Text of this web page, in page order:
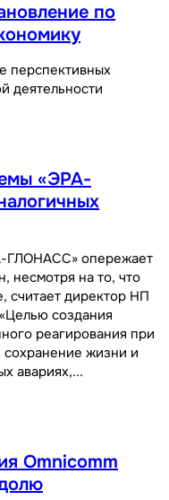
по
перспективных
деятельности
«ЭРА-
ГЛОНАСС» опережает
несмотря на то, что
считает директор НП
создания
реагирования при
жизни и
авариях,...
Omnicomm